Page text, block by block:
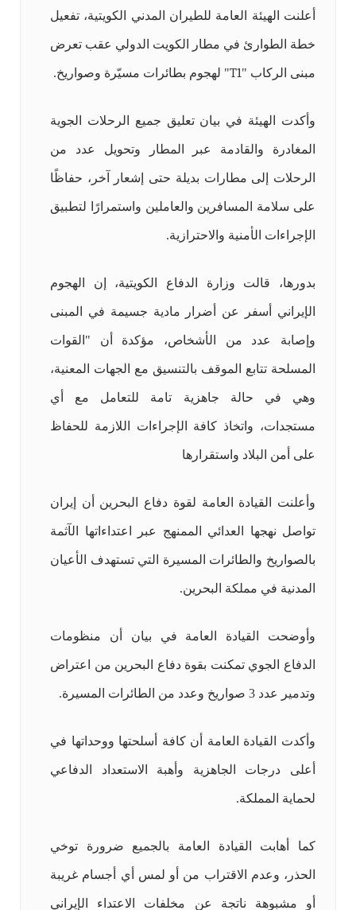
أعلنت الهيئة العامة للطيران المدني الكويتية، تفعيل
خطة الطوارئ في مطار الكويت الدولي عقب تعرض
مبنى الركاب "T1" لهجوم بطائرات مسيّرة وصواريخ.
وأكدت الهيئة في بيان تعليق جميع الرحلات الجوية
المغادرة والقادمة عبر المطار وتحويل عدد من
الرحلات إلى مطارات بديلة حتى إشعار آخر، حفاظًا
على سلامة المسافرين والعاملين واستمرارًا لتطبيق
الإجراءات الأمنية والاحترازية.
بدورها، قالت وزارة الدفاع الكويتية، إن الهجوم
الإيراني أسفر عن أضرار مادية جسيمة في المبنى
وإصابة عدد من الأشخاص، مؤكدة أن "القوات
المسلحة تتابع الموقف بالتنسيق مع الجهات المعنية،
وهي في حالة جاهزية تامة للتعامل مع أي
مستجدات، واتخاذ كافة الإجراءات اللازمة للحفاظ
على أمن البلاد واستقرارها
وأعلنت القيادة العامة لقوة دفاع البحرين أن إيران
تواصل نهجها العدائي الممنهج عبر اعتداءاتها الآثمة
بالصواريخ والطائرات المسيرة التي تستهدف الأعيان
المدنية في مملكة البحرين.
وأوضحت القيادة العامة في بيان أن منظومات
الدفاع الجوي تمكنت بقوة دفاع البحرين من اعتراض
وتدمير عدد 3 صواريخ وعدد من الطائرات المسيرة.
وأكدت القيادة العامة أن كافة أسلحتها ووحداتها في
أعلى درجات الجاهزية وأهبة الاستعداد الدفاعي
لحماية المملكة.
كما أهابت القيادة العامة بالجميع ضرورة توخي
الحذر، وعدم الاقتراب من أو لمس أي أجسام غريبة
أو مشبوهة ناتجة عن مخلفات الاعتداء الإيراني